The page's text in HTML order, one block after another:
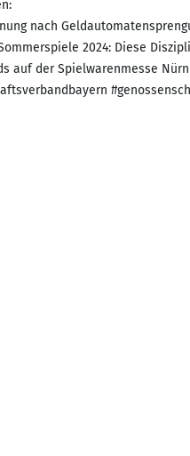
nach
2024: Diese
auf der Spielwarenmesse